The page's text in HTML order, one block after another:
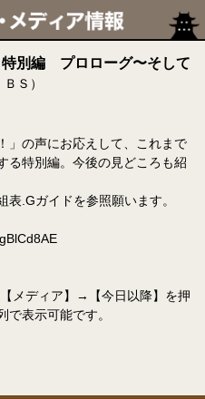
特別編 プロローグ〜そして
Ｓ）
」の声にお応えして、これまで
る特別編。今後の見どころも紹
.Gガイドを参照願います。
メディア】→【今日以降】を押
表示可能です。